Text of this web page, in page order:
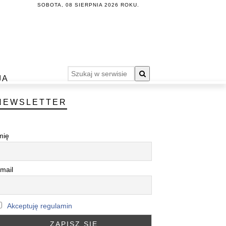
SOBOTA, 08 SIERPNIA 2026 ROKU.
Akceptuję regulamin